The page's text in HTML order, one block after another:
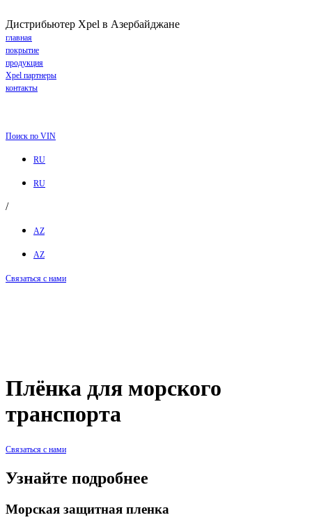
Дистрибьютер Xpel в Азербайджане
главная
покрытие
продукция
Xpel партнеры
контакты
Поиск по VIN
RU
RU
/
AZ
AZ
Связаться с нами
Плёнка для морского
транспорта
Связаться с нами
Узнайте подробнее
Морская защитная пленка